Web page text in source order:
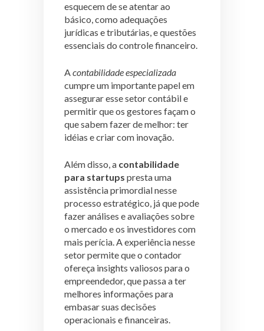
esquecem de se atentar ao
básico, como adequações
jurídicas e tributárias, e questões
essenciais do controle financeiro.
Acontabilidadeespecializada
cumpre um importante papel em
assegurar esse setor contábil e
permitir que os gestores façam o
que sabem fazer de melhor: ter
idéias e criar com inovação.
Além disso, a contabilidade
para startups presta uma
assistência primordial nesse
processo estratégico, já que pode
fazer análises e avaliações sobre
o mercado e os investidores com
mais perícia. A experiência nesse
setor permite que o contador
ofereça insights valiosos para o
empreendedor, que passa a ter
melhores informações para
embasar suas decisões
operacionais e financeiras.